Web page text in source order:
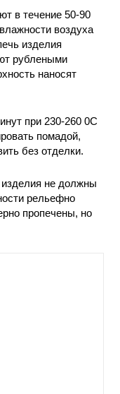
в течение 50-90
воздуха
изделия
рублеными
наносят
при 230-260 0C
помадой,
без отделки.
не должны
рельефно
пропечены, но